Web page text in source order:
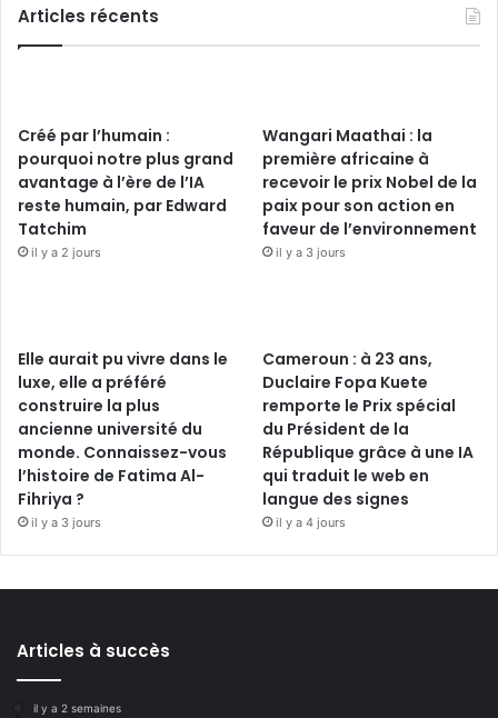
Articles récents
Créé par l’humain :
pourquoi notre plus grand
avantage à l’ère de l’IA
reste humain, par Edward
Tatchim
il y a 2 jours
Wangari Maathai : la
première africaine à
recevoir le prix Nobel de la
paix pour son action en
faveur de l’environnement
il y a 3 jours
Elle aurait pu vivre dans le
luxe, elle a préféré
construire la plus
ancienne université du
monde. Connaissez-vous
l’histoire de Fatima Al-
Fihriya ?
il y a 3 jours
Cameroun : à 23 ans,
Duclaire Fopa Kuete
remporte le Prix spécial
du Président de la
République grâce à une IA
qui traduit le web en
langue des signes
il y a 4 jours
Articles à succès
il y a 2 semaines